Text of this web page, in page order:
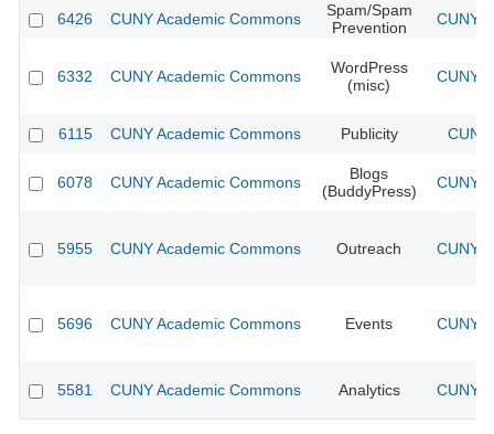
6426 CUNY Academic Commons
Spam/Spam
Prevention
CUNY
6332 CUNY Academic Commons
WordPress
(misc)
CUNY
6115 CUNY Academic Commons Publicity
6078 CUNY Academic Commons
Blogs
(BuddyPress)
CUNY
5955 CUNY Academic Commons Outreach CUNY
5696 CUNY Academic Commons Events CUNY
5581 CUNY Academic Commons Analytics CUNY